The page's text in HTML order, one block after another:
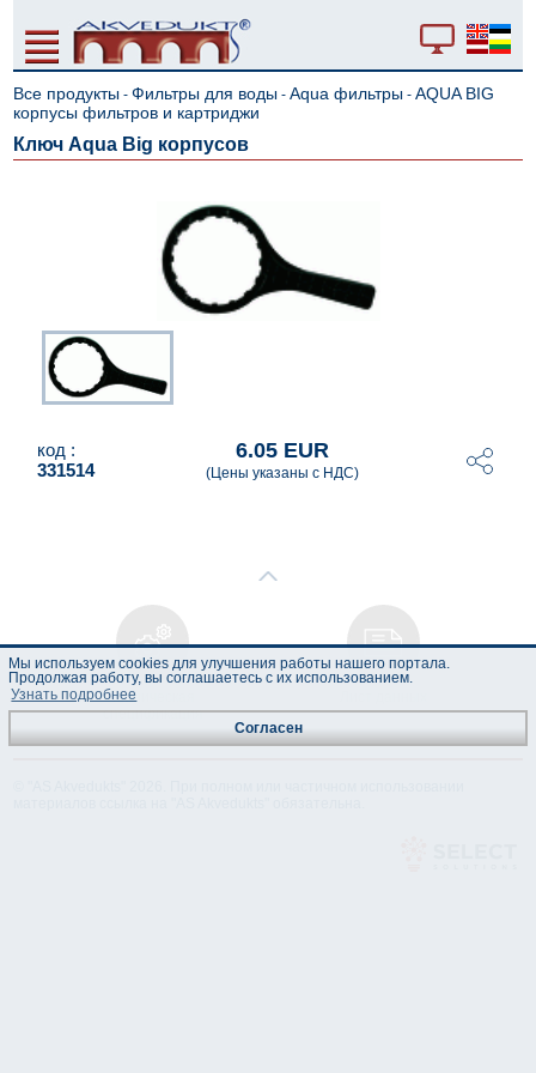
Все продукты -Фильтры для воды -Aqua фильтры -AQUA BIG
корпусы фильтров и картриджи
Ключ Aqua Big корпусов
код :
331514
6.05 EUR
(Цены указаны с НДС)
Техническая
спецификация
Мы используем cookies для улучшения работы нашего портала.
Продолжая работу, вы соглашаетесь с их использованием.
Узнать подробнее
Согласен